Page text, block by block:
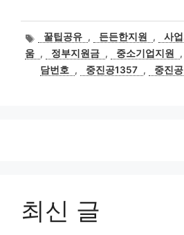
태꿀팁공유 , 든든한지원 , 사
움 , 정부지원금 , 중소기업지원 ,
담번호
, 중진공1357 , 중진
최신 글